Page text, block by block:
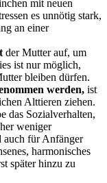
mit neuen
es unnötig stark,
an einer
der Mutter auf, um
ist nur möglich,
bleiben dürfen.
werden, ist
Alttieren ziehen.
das Sozialverhalten,
weniger
auch für Anfänger
harmonisches
später hinzu zu